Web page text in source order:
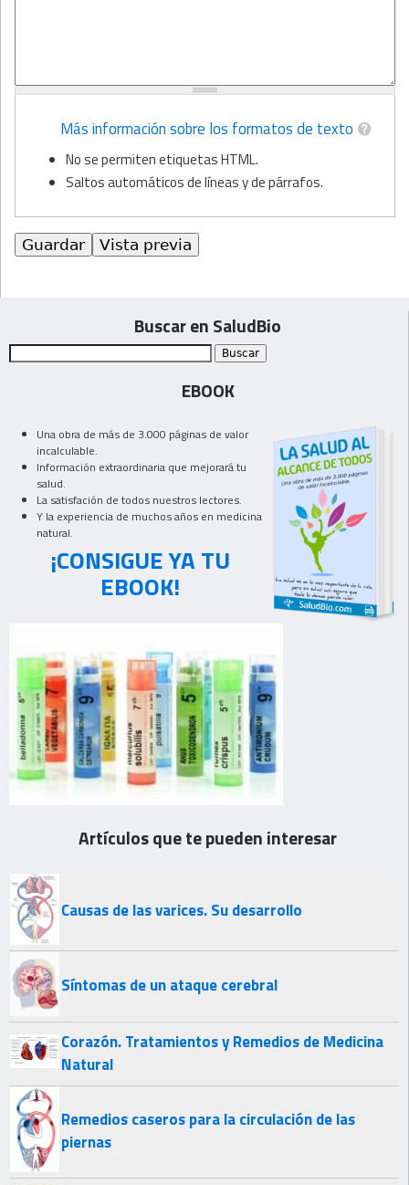
Más información sobre los formatos de texto
No se permiten etiquetas HTML.
Saltos automáticos de líneas y de párrafos.
Buscar en SaludBio
EBOOK
Una obra de más de 3.000 páginas de valor
incalculable.
Información extraordinaria que mejorará tu
salud.
La satisfación de todos nuestros lectores.
Y la experiencia de muchos años en medicina
natural.
¡CONSIGUE YA TU
EBOOK!
Artículos que te pueden interesar
Causas de las varices. Su desarrollo
Síntomas de un ataque cerebral
Corazón. Tratamientos y Remedios de Medicina
Natural
Remedios caseros para la circulación de las
piernas